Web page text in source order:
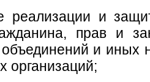
реализации и
прав и
и иных
организаций;